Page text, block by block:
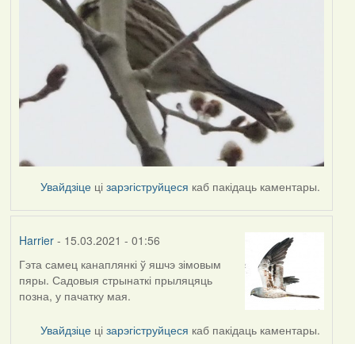
Увайдзіце цізарэгіструйцеся каб пакідаць каментары.
Harrier- 15.03.2021 - 01:56
In
reply
to
Lighty
Гэта самец канаплянкі ў яшчэ зімовым
пяры. Садовыя стрынаткі прыляцяць
позна, у пачатку мая.
Увайдзіце цізарэгіструйцеся каб пакідаць каментары.